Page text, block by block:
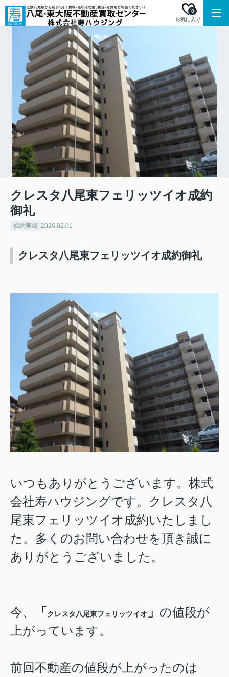
お気に入り
0
クレスタ八尾東フェリッツイオ成約
御礼
成約実績 2026.02.01
クレスタ八尾東フェリッツイオ成約御礼
いつもありがとうございます。株式
会社寿ハウジングです。 クレスタ八
尾東フェリッツイオ成約いたしまし
た。多くのお問い合わせを頂き誠に
ありがとうございました。
今、 「クレスタ八尾東フェリッツイオ 」 の値段が
上がっています。
前回不動産の値段が上がったのは